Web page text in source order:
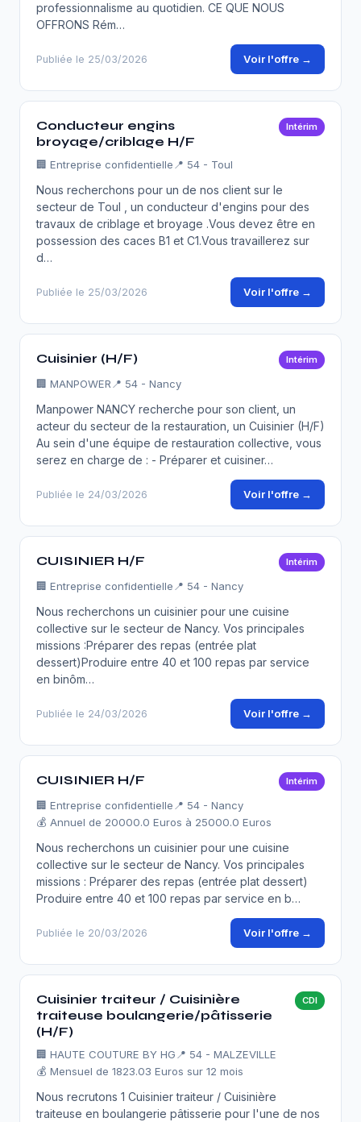
professionnalisme au quotidien. CE QUE NOUS
OFFRONS Rém…
Publiée le 25/03/2026 Voir l'offre →
Conducteur engins
broyage/criblage H/F
Intérim
🏢 Entreprise confidentielle 📍 54 - Toul
Nous recherchons pour un de nos client sur le
secteur de Toul , un conducteur d'engins pour des
travaux de criblage et broyage .Vous devez être en
possession des caces B1 et C1.Vous travaillerez sur
d…
Publiée le 25/03/2026 Voir l'offre →
Cuisinier (H/F) Intérim
🏢 MANPOWER 📍 54 - Nancy
Manpower NANCY recherche pour son client, un
acteur du secteur de la restauration, un Cuisinier (H/F)
Au sein d'une équipe de restauration collective, vous
serez en charge de : - Préparer et cuisiner…
Publiée le 24/03/2026 Voir l'offre →
CUISINIER H/F Intérim
🏢 Entreprise confidentielle 📍 54 - Nancy
Nous recherchons un cuisinier pour une cuisine
collective sur le secteur de Nancy. Vos principales
missions :Préparer des repas (entrée plat
dessert)Produire entre 40 et 100 repas par service
en binôm…
Publiée le 24/03/2026 Voir l'offre →
CUISINIER H/F Intérim
🏢 Entreprise confidentielle 📍 54 - Nancy
💰 Annuel de 20000.0 Euros à 25000.0 Euros
Nous recherchons un cuisinier pour une cuisine
collective sur le secteur de Nancy. Vos principales
missions : Préparer des repas (entrée plat dessert)
Produire entre 40 et 100 repas par service en b…
Publiée le 20/03/2026 Voir l'offre →
Cuisinier traiteur / Cuisinière
traiteuse boulangerie/pâtisserie
(H/F)
CDI
🏢 HAUTE COUTURE BY HG 📍 54 - MALZEVILLE
💰 Mensuel de 1823.03 Euros sur 12 mois
Nous recrutons 1 Cuisinier traiteur / Cuisinière
traiteuse en boulangerie pâtisserie pour l'une de nos